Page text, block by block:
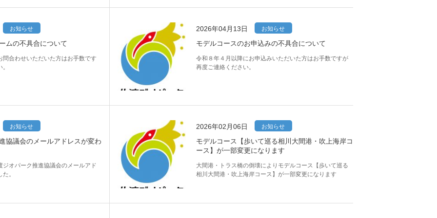
お知らせ
ムの不具合について
問合わせいただいた方はお手数です
2026年04月13日 お知らせ
モデルコースのお申込みの不具合について
令和８年４月以降にお申込みいただいた方はお手数ですが
再度ご連絡ください。
お知らせ
協議会のメールアドレスが変わ
ジオパーク推進協議会のメールアド
。
2026年02月06日 お知らせ
モデルコース【歩いて巡る相川大間港・吹上海岸コ
ース】が一部変更になります
大間港・トラス橋の倒壊によりモデルコース【歩いて巡る
相川大間港・吹上海岸コース】が一部変更になります